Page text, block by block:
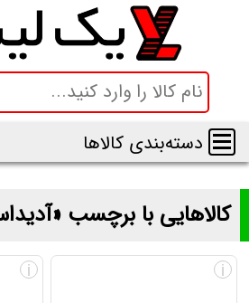
دسته‌بندی کالاها
کالاهایی با برچسب
لیست و قیمت محصولاتی با برچسب
i
i